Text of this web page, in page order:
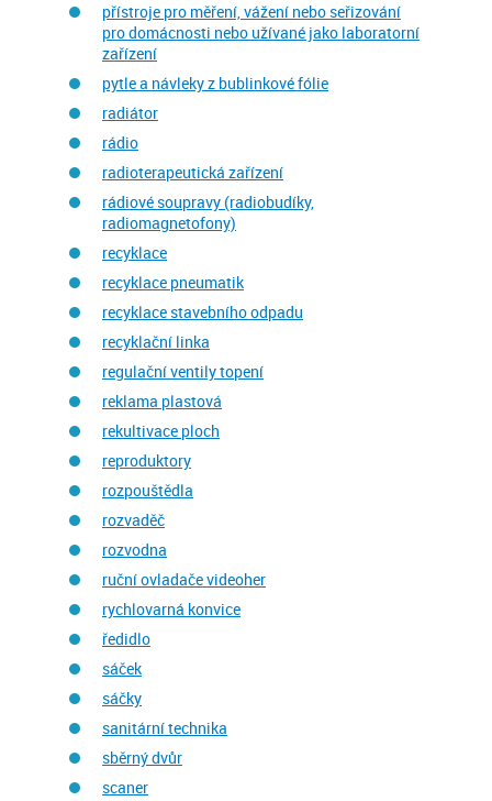
přístroje pro měření, vážení nebo seřizování
pro domácnosti nebo užívané jako laboratorní
zařízení
pytle a návleky z bublinkové fólie
radiátor
rádio
radioterapeutická zařízení
rádiové soupravy (radiobudíky,
radiomagnetofony)
recyklace
recyklace pneumatik
recyklace stavebního odpadu
recyklační linka
regulační ventily topení
reklama plastová
rekultivace ploch
reproduktory
rozpouštědla
rozvaděč
rozvodna
ruční ovladače videoher
rychlovarná konvice
ředidlo
sáček
sáčky
sanitární technika
sběrný dvůr
scaner